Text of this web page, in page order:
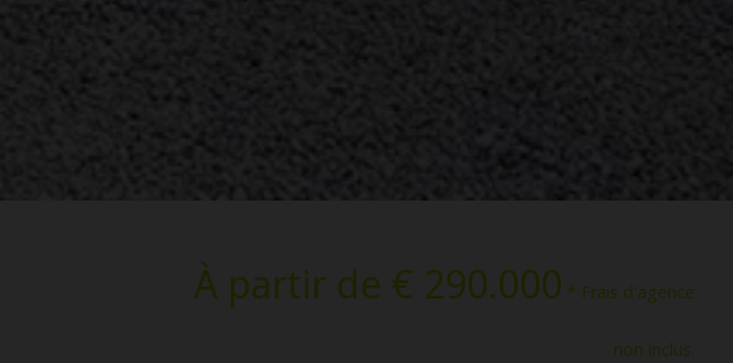
À partir de € 290.000 * Frais d'agence
non inclus.